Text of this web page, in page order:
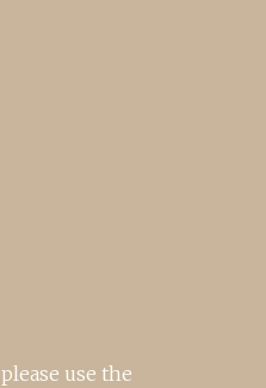
please use the